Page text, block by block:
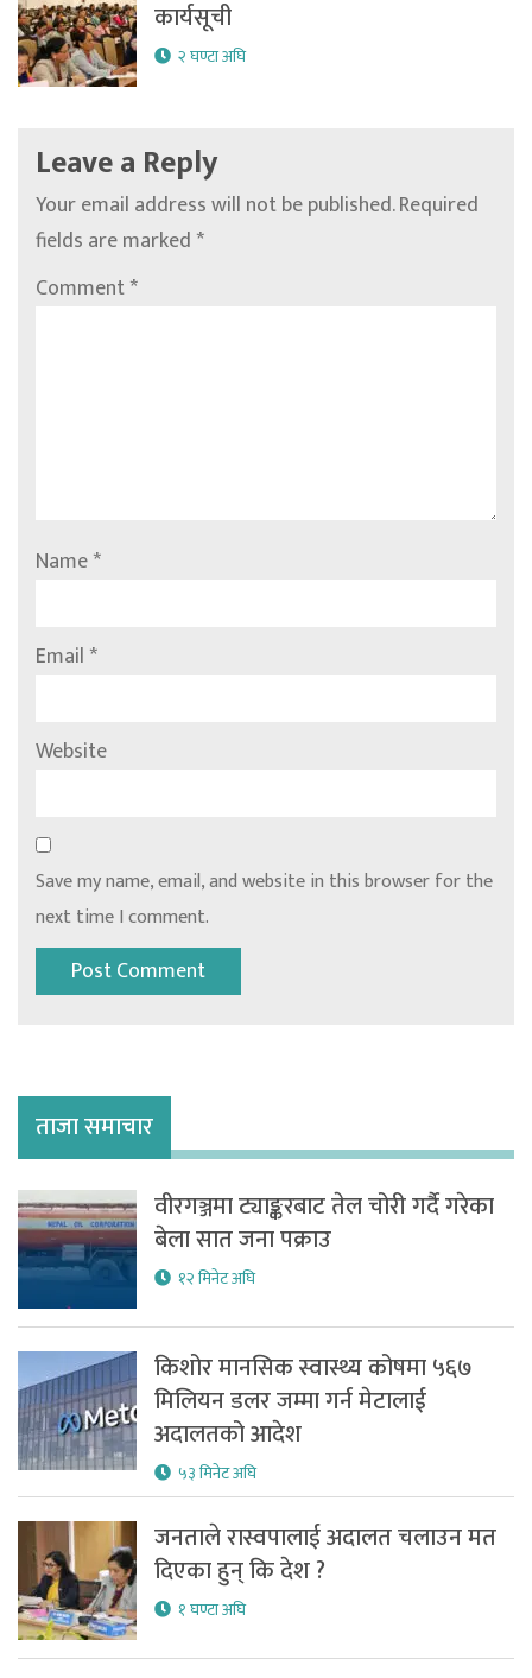
कार्यसूची
२ घण्टा अघि
Leave a Reply
Your email address will not be published.Required
fields are marked*
Comment*
Name*
Email*
Website
Save my name, email, and website in this browser for the
next time I comment.
ताजा समाचार
वीरगञ्जमा ट्याङ्करबाट तेल चोरी गर्दै गरेका
बेला सात जना पक्राउ
१२ मिनेट अघि
किशोर मानसिक स्वास्थ्य कोषमा ५६७
मिलियन डलर जम्मा गर्न मेटालाई
अदालतको आदेश
५३ मिनेट अघि
जनताले रास्वपालाई अदालत चलाउन मत
दिएका हुन् कि देश ?
१ घण्टा अघि